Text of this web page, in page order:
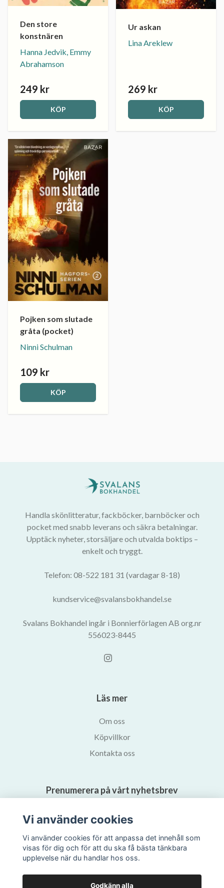
Den store
konstnären
Hanna Jedvik, Emmy
Abrahamson
249 kr
KÖP
Ur askan
Lina Areklew
269 kr
KÖP
Pojken som slutade
gråta (pocket)
Ninni Schulman
109 kr
KÖP
Handla skönlitteratur, fackböcker, barnböcker och
pocket med snabb leverans och säkra betalningar.
Upptäck nyheter, storsäljare och utvalda boktips –
enkelt och tryggt.
Telefon: 08-522 181 31 (vardagar 8-18)
kundservice@svalansbokhandel.se
Svalans Bokhandel ingår i Bonnierförlagen AB org.nr
556023-8445
Läs mer
Om oss
Köpvillkor
Kontakta oss
Prenumerera på vårt nyhetsbrev
Vi använder cookies
Vi använder cookies för att anpassa det innehåll som
visas för dig och för att du ska få bästa tänkbara
upplevelse när du handlar hos oss.
Godkänn alla